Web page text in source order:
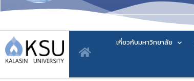
เกี่ยวกับมหาวิทยาลัย